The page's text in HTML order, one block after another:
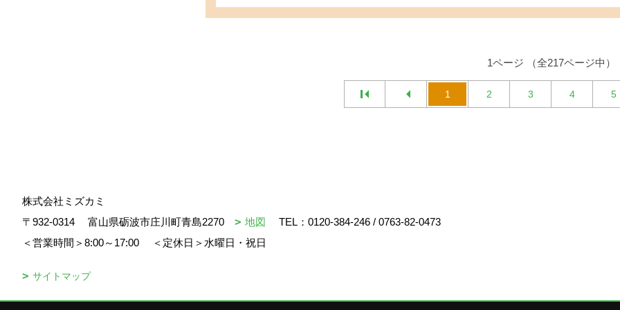
1ページ （全217ページ中）
1 2 3 4 5
株式会社ミズカミ
〒932-0314
富山県砺波市庄川町青島2270 地図 TEL： 0120-384-246 / 0763-82-0473
＜営業時間＞8:00～17:00
＜定休日＞水曜日・祝日
サイトマップ